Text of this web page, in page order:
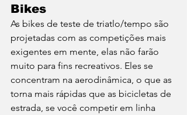
Bikes
As bikes de teste de triatlo/tempo são
projetadas com as competições mais
exigentes em mente, elas não farão
muito para fins recreativos. Eles se
concentram na aerodinâmica, o que as
torna mais rápidas que as bicicletas de
estrada, se você competir em linha